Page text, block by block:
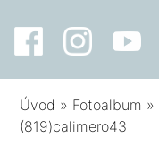
Úvod » Fotoalbum »
(819)calimero43